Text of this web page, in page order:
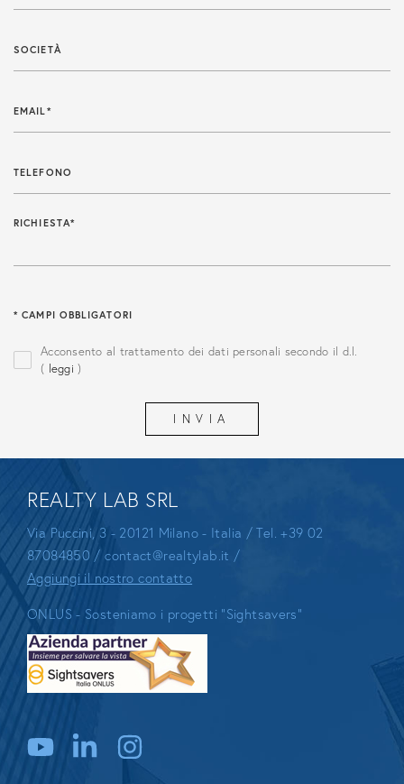
SOCIETÀ
EMAIL*
TELEFONO
RICHIESTA*
* CAMPI OBBLIGATORI
Acconsento al trattamento dei dati personali secondo il d.l.
( leggi )
REALTY LAB SRL
Via Puccini, 3 - 20121 Milano - Italia / Tel.+39 02
87084850 /contact@realtylab.it /
Aggiungi il nostro contatto
ONLUS - Sosteniamo i progetti "Sightsavers"